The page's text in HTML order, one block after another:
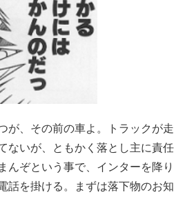
が、その前の車よ。トラックが走
ないが、ともかく落とし主に責任
んぞという事で、インターを降り
話を掛ける。まずは落下物のお知